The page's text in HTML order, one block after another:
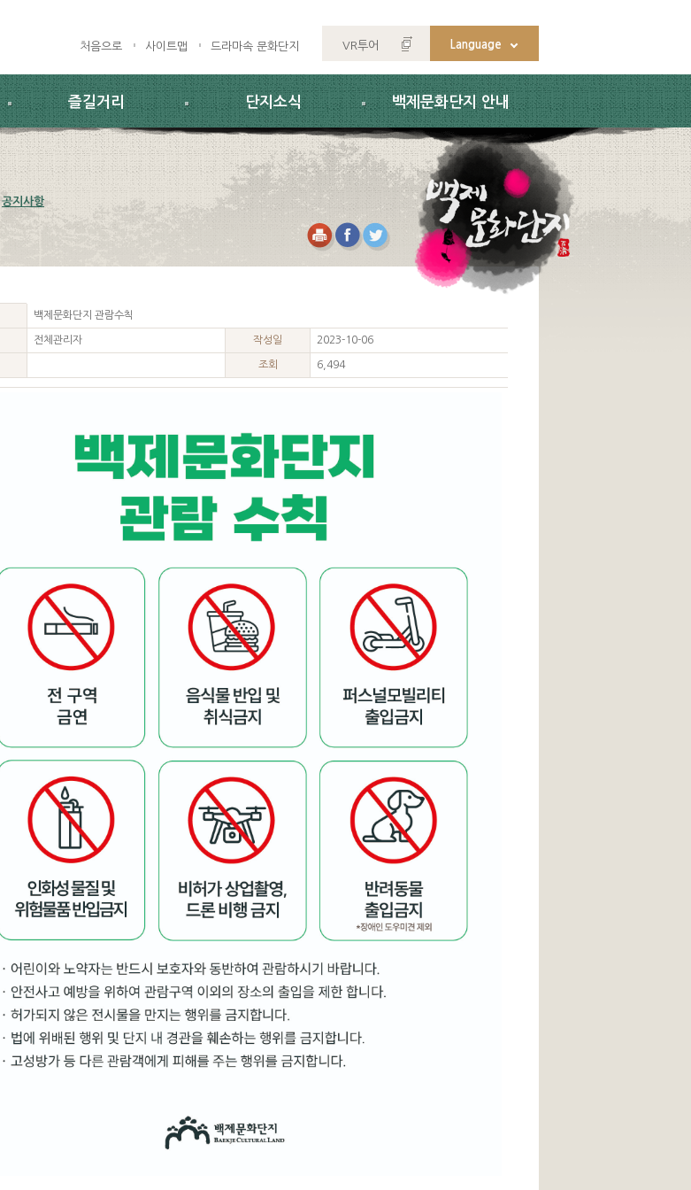
처음으로 사이트맵 드라마속 문화단지 VR투어 Language
즐길거리 단지소식 백제문화단지 안내
공지사항
백제문화단지 관람수칙
전체관리자 작성일 2023-10-06
조회 6,494